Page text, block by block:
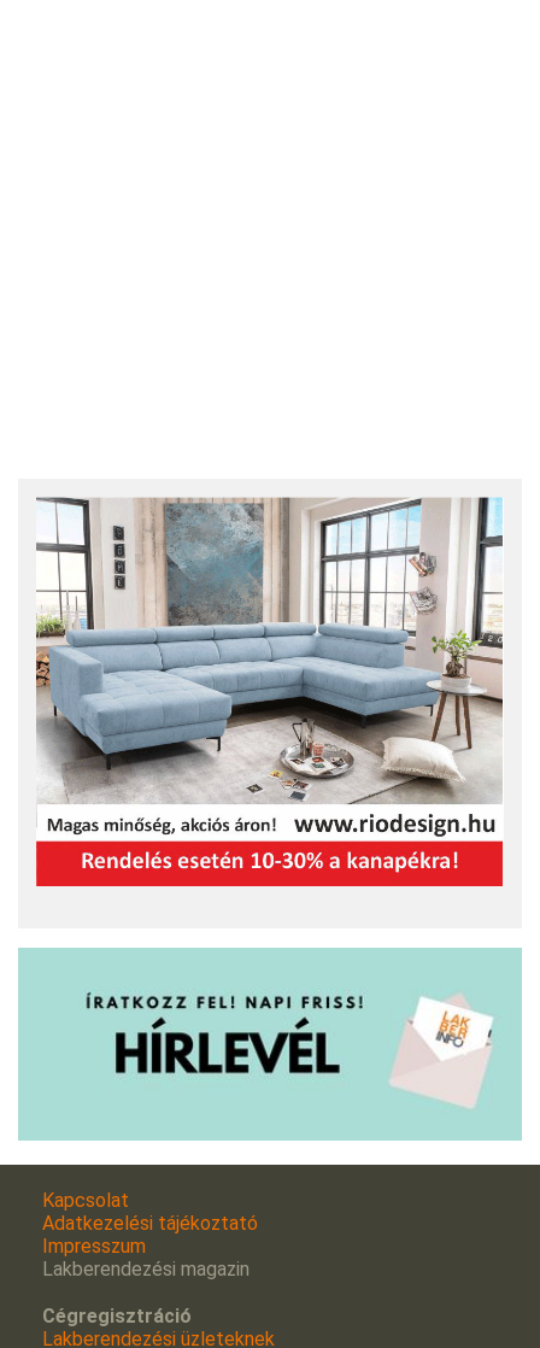
Kapcsolat
Adatkezelési tájékoztató
Impresszum
Lakberendezési magazin
Cégregisztráció
Lakberendezési üzleteknek